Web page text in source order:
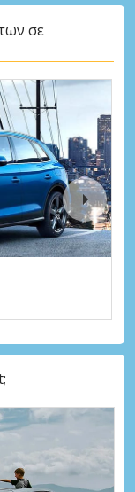
σε